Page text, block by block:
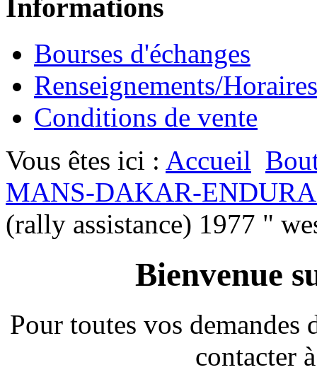
Informations
Bourses d'échanges
Renseignements/Horaires
Conditions de vente
Vous êtes ici : Accueil
MANS-DAKAR-
(rally assistance) 1977 "
Bienvenue
Pour toutes vos
contacter